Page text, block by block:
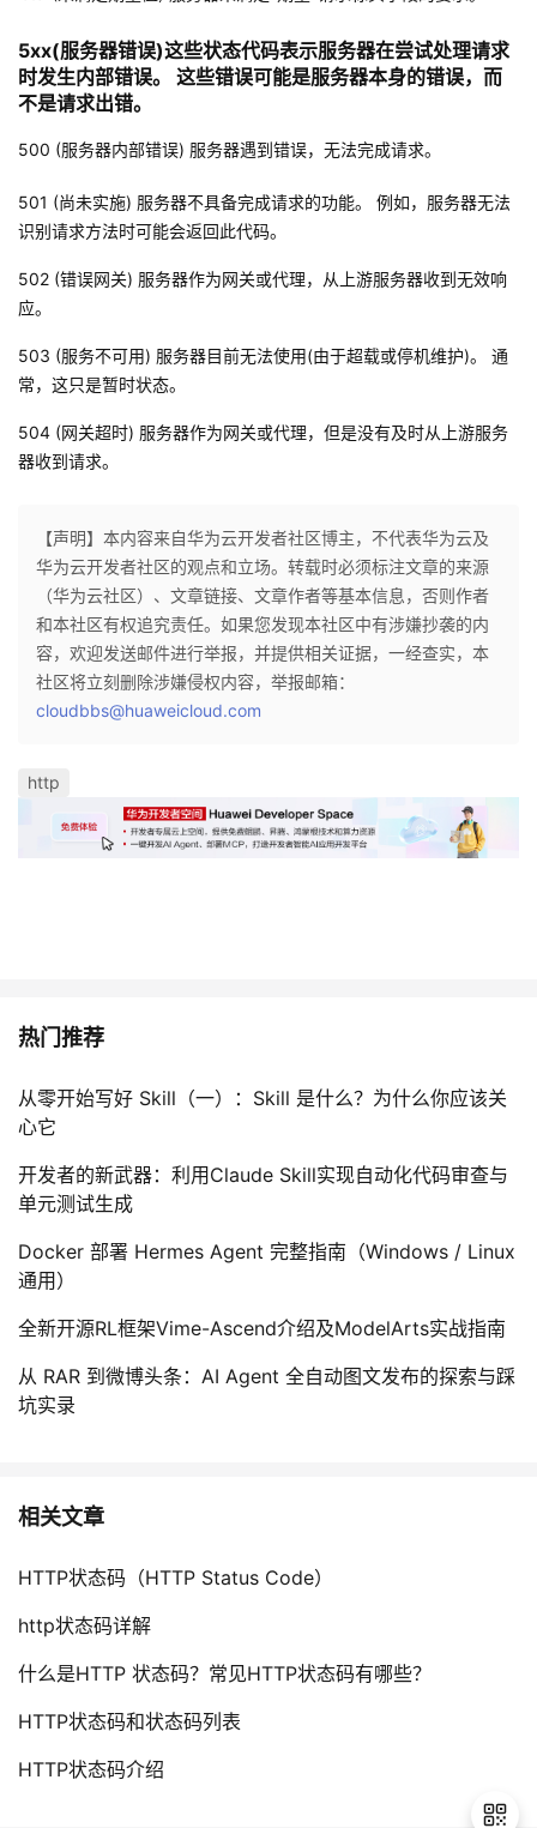
5xx(服务器错误)这些状态代码表示服务器在尝试处理请求
时发生内部错误。 这些错误可能是服务器本身的错误，而
不是请求出错。
500 (服务器内部错误) 服务器遇到错误，无法完成请求。
501 (尚未实施) 服务器不具备完成请求的功能。 例如，服务器无法
识别请求方法时可能会返回此代码。
502 (错误网关) 服务器作为网关或代理，从上游服务器收到无效响
应。
503 (服务不可用) 服务器目前无法使用(由于超载或停机维护)。 通
常，这只是暂时状态。
504 (网关超时) 服务器作为网关或代理，但是没有及时从上游服务
器收到请求。
【声明】本内容来自华为云开发者社区博主，不代表华为云及
华为云开发者社区的观点和立场。转载时必须标注文章的来源
（华为云社区）、文章链接、文章作者等基本信息，否则作者
和本社区有权追究责任。如果您发现本社区中有涉嫌抄袭的内
容，欢迎发送邮件进行举报，并提供相关证据，一经查实，本
社区将立刻删除涉嫌侵权内容，举报邮箱：
cloudbbs@huaweicloud.com
http
热门推荐
从零开始写好 Skill（一）：Skill 是什么？为什么你应该关
心它
开发者的新武器：利用Claude Skill实现自动化代码审查与
单元测试生成
Docker 部署 Hermes Agent 完整指南（Windows / Linux
通用）
全新开源RL框架Vime-Ascend介绍及ModelArts实战指南
从 RAR 到微博头条：AI Agent 全自动图文发布的探索与踩
坑实录
相关文章
HTTP状态码（HTTP Status Code）
http状态码详解
什么是HTTP 状态码？常见HTTP状态码有哪些？
HTTP状态码和状态码列表
HTTP状态码介绍